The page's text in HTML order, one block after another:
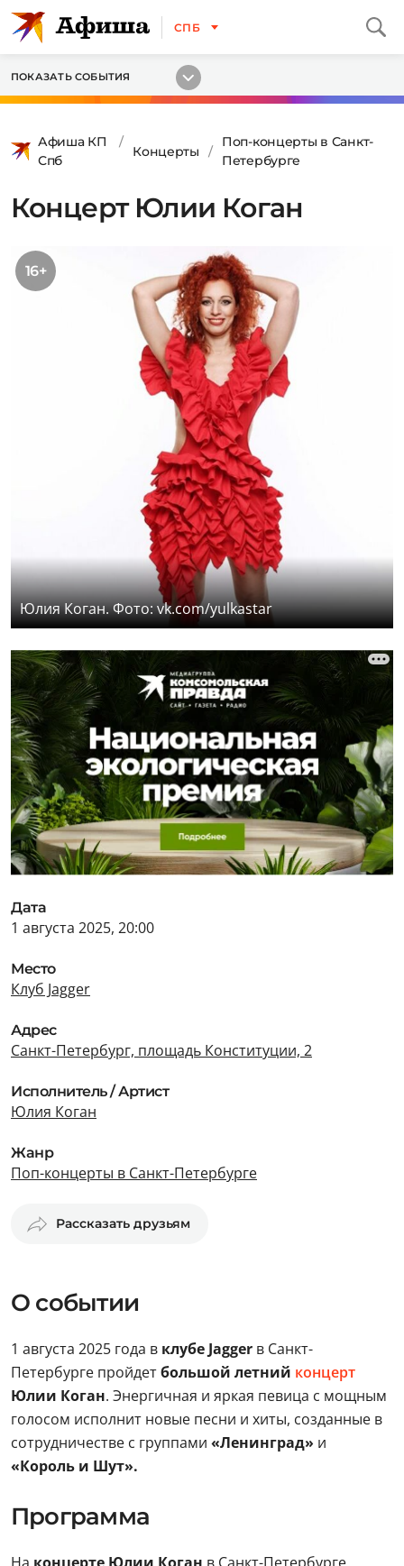
СПБ
ПОКАЗАТЬ СОБЫТИЯ
Афиша КП
Спб
Концерты
Поп-концерты в Санкт-
Петербурге
Концерт Юлии Коган
16+
Юлия Коган. Фото: vk.com/yulkastar
Дата
1 августа 2025, 20:00
Место
Клуб Jagger
Адрес
Санкт-Петербург, площадь Конституции, 2
Исполнитель / Артист
Юлия Коган
Жанр
Поп-концерты в Санкт-Петербурге
Рассказать друзьям
О событии
1 августа 2025 года в клубе Jagger в Санкт-
Петербурге пройдетбольшой летний концерт
Юлии Коган. Энергичная и яркая певица с мощным
голосом исполнит новые песни и хиты, созданные в
сотрудничестве с группами «Ленинград» и
«Король и Шут».
Программа